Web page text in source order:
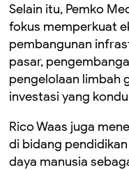
Selain itu, Pemko
fokus memperkuat
pembangunan
pasar,
pengelolaan limbah
investasi yang
Rico Waas juga
di bidang
daya manusia